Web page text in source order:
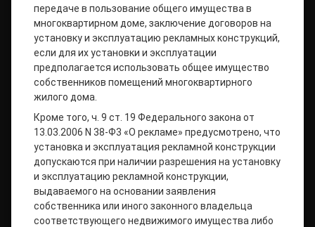
передаче в пользование общего имущества в
многоквартирном доме, заключение договоров на
установку и эксплуатацию рекламных конструкций,
если для их установки и эксплуатации
предполагается использовать общее имущество
собственников помещений многоквартирного
жилого дома.
Кроме того, ч. 9 ст. 19 Федерального закона от
13.03.2006 N 38-Ф3 «О рекламе» предусмотрено, что
установка и эксплуатация рекламной конструкции
допускаются при наличии разрешения на установку
и эксплуатацию рекламной конструкции,
выдаваемого на основании заявления
собственника или иного законного владельца
соответствующего недвижимого имущества либо